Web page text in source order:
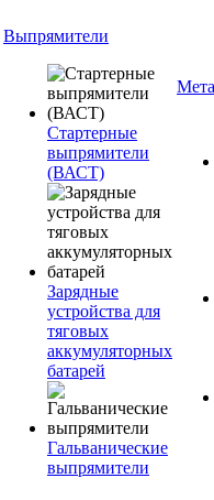
Выпрямители
Стартерные
выпрямители
(ВАСТ)
Зарядные
устройства для
тяговых
аккумуляторных
батарей
Гальванические
выпрямители